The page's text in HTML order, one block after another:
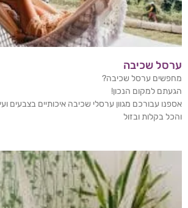
ערסל שכיבה
מחפשים ערסל שכיבה?
הגעתם למקום הנכון!
אספנו עבורכם מגוון ערסלי שכיבה איכותיים בצבעים
והכל בקלות ובזול